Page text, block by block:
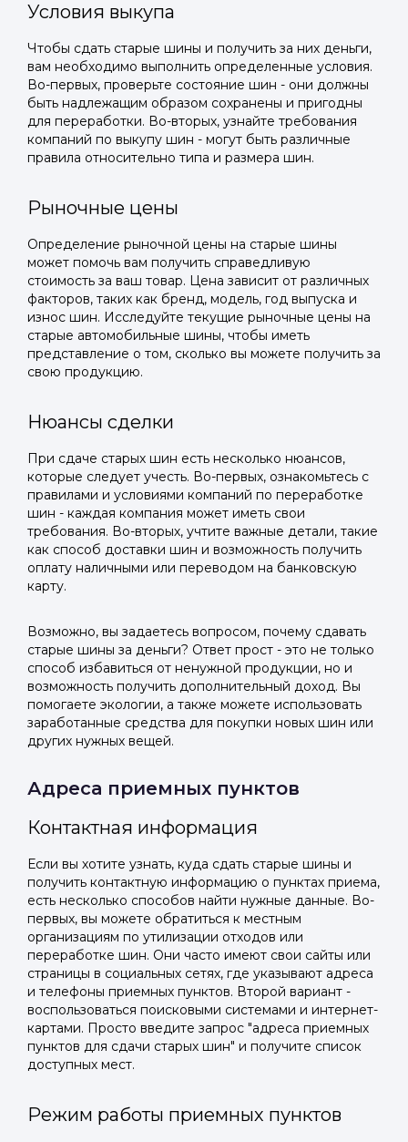
Условия выкупа
Чтобы сдать старые шины и получить за них деньги,
вам необходимо выполнить определенные условия.
Во-первых, проверьте состояние шин - они должны
быть надлежащим образом сохранены и пригодны
для переработки. Во-вторых, узнайте требования
компаний по выкупу шин - могут быть различные
правила относительно типа и размера шин.
Рыночные цены
Определение рыночной цены на старые шины
может помочь вам получить справедливую
стоимость за ваш товар. Цена зависит от различных
факторов, таких как бренд, модель, год выпуска и
износ шин. Исследуйте текущие рыночные цены на
старые автомобильные шины, чтобы иметь
представление о том, сколько вы можете получить за
свою продукцию.
Нюансы сделки
При сдаче старых шин есть несколько нюансов,
которые следует учесть. Во-первых, ознакомьтесь с
правилами и условиями компаний по переработке
шин - каждая компания может иметь свои
требования. Во-вторых, учтите важные детали, такие
как способ доставки шин и возможность получить
оплату наличными или переводом на банковскую
карту.
Возможно, вы задаетесь вопросом, почему сдавать
старые шины за деньги? Ответ прост - это не только
способ избавиться от ненужной продукции, но и
возможность получить дополнительный доход. Вы
помогаете экологии, а также можете использовать
заработанные средства для покупки новых шин или
других нужных вещей.
Адреса приемных пунктов
Контактная информация
Если вы хотите узнать, куда сдать старые шины и
получить контактную информацию о пунктах приема,
есть несколько способов найти нужные данные. Во-
первых, вы можете обратиться к местным
организациям по утилизации отходов или
переработке шин. Они часто имеют свои сайты или
страницы в социальных сетях, где указывают адреса
и телефоны приемных пунктов. Второй вариант -
воспользоваться поисковыми системами и интернет-
картами. Просто введите запрос "адреса приемных
пунктов для сдачи старых шин" и получите список
доступных мест.
Режим работы приемных пунктов